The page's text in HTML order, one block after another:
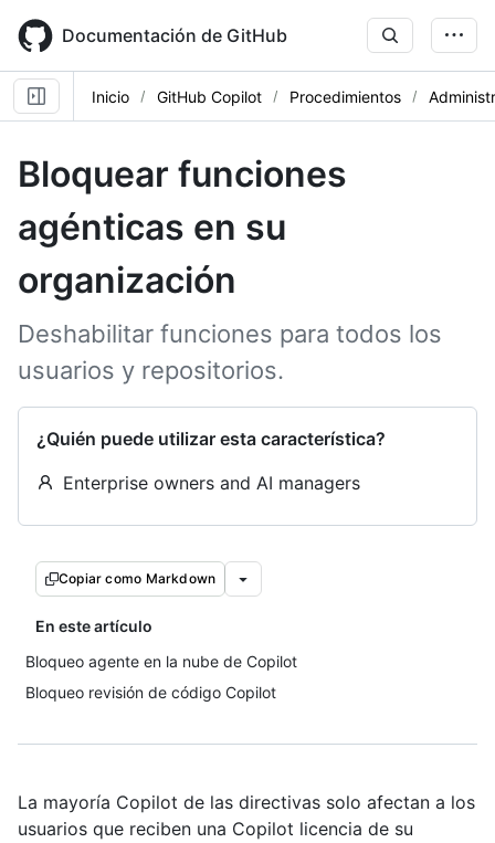
main
content
Documentación de GitHub
Inicio GitHub Copilot Procedimientos
Bloquear funciones
agénticas en su
organización
Deshabilitar funciones para todos los
usuarios y repositorios.
¿Quién puede utilizar esta característica?
Enterprise owners and AI managers
Copiar como Markdown
En este artículo
Bloqueo agente en la nube de Copilot
Bloqueo revisión de código Copilot
La mayoría Copilot de las directivas solo afectan a los
usuarios que reciben una Copilot licencia de su